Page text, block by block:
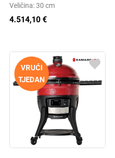
Veličina: 30 cm
4.514,10 €
VRUĆI
TJEDAN